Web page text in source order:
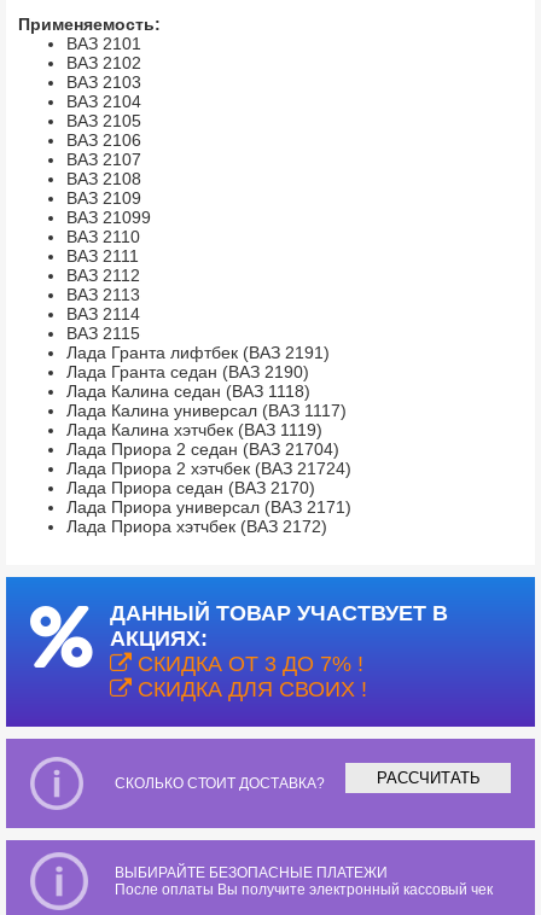
Применяемость:
ВАЗ 2101
ВАЗ 2102
ВАЗ 2103
ВАЗ 2104
ВАЗ 2105
ВАЗ 2106
ВАЗ 2107
ВАЗ 2108
ВАЗ 2109
ВАЗ 21099
ВАЗ 2110
ВАЗ 2111
ВАЗ 2112
ВАЗ 2113
ВАЗ 2114
ВАЗ 2115
Лада Гранта лифтбек (ВАЗ 2191)
Лада Гранта седан (ВАЗ 2190)
Лада Калина седан (ВАЗ 1118)
Лада Калина универсал (ВАЗ 1117)
Лада Калина хэтчбек (ВАЗ 1119)
Лада Приора 2 седан (ВАЗ 21704)
Лада Приора 2 хэтчбек (ВАЗ 21724)
Лада Приора седан (ВАЗ 2170)
Лада Приора универсал (ВАЗ 2171)
Лада Приора хэтчбек (ВАЗ 2172)
ДАННЫЙ ТОВАР УЧАСТВУЕТ В
АКЦИЯХ:
СКИДКА ОТ 3 ДО 7% !
СКИДКА ДЛЯ СВОИХ !
СКОЛЬКО СТОИТ ДОСТАВКА? РАССЧИТАТЬ
ВЫБИРАЙТЕ БЕЗОПАСНЫЕ ПЛАТЕЖИ
После оплаты Вы получите электронный кассовый чек